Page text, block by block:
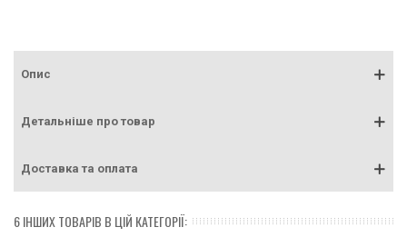
Опис
Детальніше про товар
Доставка та оплата
6 ІНШИХ ТОВАРІВ В ЦІЙ КАТЕГОРІЇ: